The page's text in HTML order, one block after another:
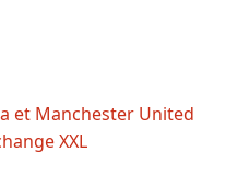
et Manchester United
XXL